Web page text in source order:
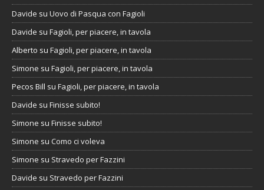
Davide su Uovo di Pasqua con Fagioli
Davide su Fagioli, per piacere, in tavola
Alberto su Fagioli, per piacere, in tavola
Simone su Fagioli, per piacere, in tavola
Pecos Bill su Fagioli, per piacere, in tavola
Davide su Finisse subito!
Simone su Finisse subito!
Simone su Como ci voleva
Simone su Stravedo per Fazzini
Davide su Stravedo per Fazzini